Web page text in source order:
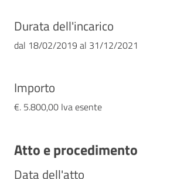
Durata dell'incarico
dal 18/02/2019 al 31/12/2021
Importo
€. 5.800,00 Iva esente
Atto e procedimento
Data dell'atto